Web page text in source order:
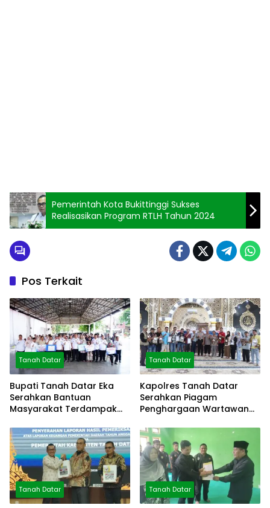
Pemerintah Kota Bukittinggi Sukses
Realisasikan Program RTLH Tahun 2024
Pos Terkait
Tanah Datar
Bupati Tanah Datar Eka
Serahkan Bantuan
Masyarakat Terdampak
Tanah Datar
Kapolres Tanah Datar
Serahkan Piagam
Penghargaan Wartawan
Tanah Datar Tanah Datar